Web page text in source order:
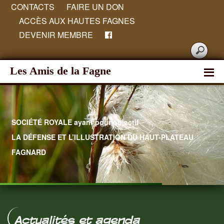
CONTACTS
FAIRE UN DON
ACCÈS AUX HAUTES FAGNES
DEVENIR MEMBRE
Les Amis de la Fagne
SOCIÉTÉ ROYALE ayant pour objectif
LA DÉFENSE ET L’ILLUSTRATION DU HAUT-PLATEAU
FAGNARD
Actualités et agenda